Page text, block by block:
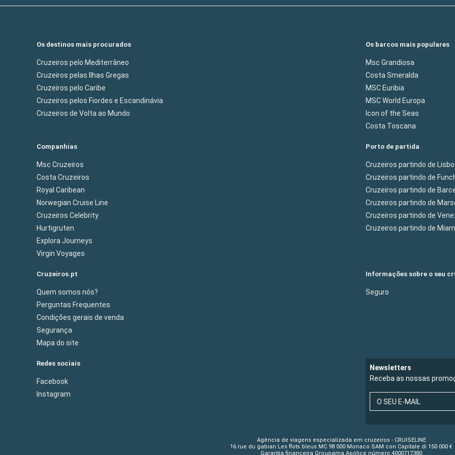
Os destinos mais procurados
Cruzeiros pelo Mediterrâneo
Cruzeiros pelas Ilhas Gregas
Cruzeiros pelo Caribe
Cruzeiros pelos Fiordes e Escandinávia
Cruzeiros de Volta ao Mundo
Os barcos mais populares
Msc Grandiosa
Costa Smeralda
MSC Euribia
MSC World Europa
Icon of the Seas
Costa Toscana
Companhias
Msc Cruzeiros
Costa Cruzeiros
Royal Caribean
Norwegian Cruise Line
Cruzeiros Celebrity
Hurtigruten
Explora Journeys
Virgin Voyages
Porto de partida
Cruzeiros partindo de
Cruzeiros partindo de
Cruzeiros partindo de
Cruzeiros partindo de
Cruzeiros partindo de
Cruzeiros partindo de Miam
Cruzeiros.pt
Quem somos nós?
Perguntas Frequentes
Condições gerais de venda
Segurança
Mapa do site
Informações sobre o seu
Seguro
Redes sociais
Facebook
Instagram
Newsletters
Receba as nossas
O SEU E-MAIL
Agência de viagens especializada em cruzeiros - CRUISELINE
16 rue du gabian Les flots bleus MC 98 000 Monaco SAM con Capitale di 150 000 €
Garantia financeira Groupama Apólice número 4000717380